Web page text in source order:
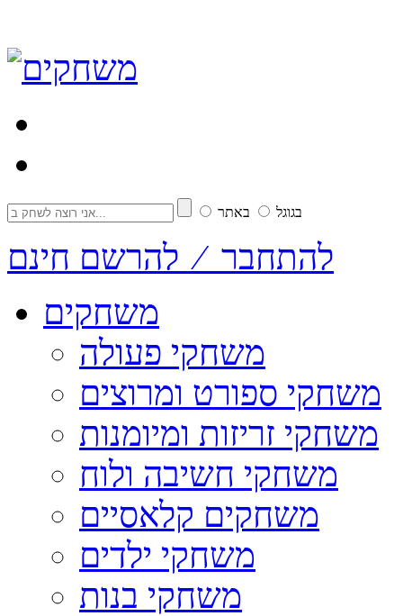
בגוגל באתר
להתחבר ⁄ להרשם חינם
משחקים
משחקי פעולה
משחקי ספורט ומרוצים
משחקי זריזות ומיומנות
משחקי חשיבה ולוח
משחקים קלאסיים
משחקי ילדים
משחקי בנות